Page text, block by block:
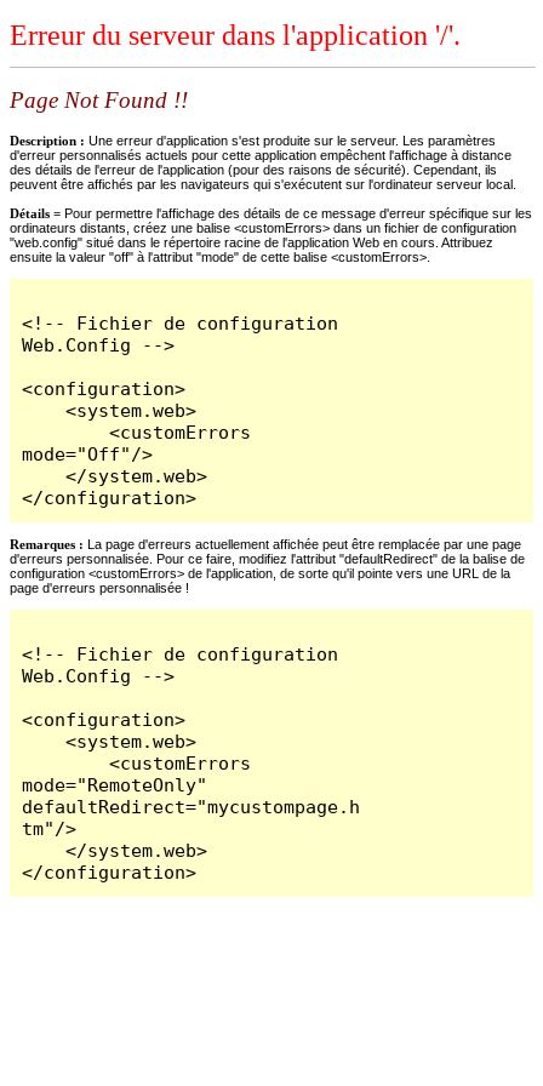
Erreur du serveur dans l'application '/'.
Page Not Found !!
Description : Une erreur d'application s'est produite sur le serveur. Les paramètres
d'erreur personnalisés actuels pour cette application empêchent l'affichage à distance
des détails de l'erreur de l'application (pour des raisons de sécurité). Cependant, ils
peuvent être affichés par les navigateurs qui s'exécutent sur l'ordinateur serveur local.
Détails = Pour permettre l'affichage des détails de ce message d'erreur spécifique sur les
ordinateurs distants, créez une balise <customErrors> dans un fichier de configuration
"web.config" situé dans le répertoire racine de l'application Web en cours. Attribuez
ensuite la valeur "off" à l'attribut "mode" de cette balise <customErrors>.
<!-- Fichier de configuration
Web.Config -->
<configuration>
    <system.web>
        <customErrors
mode="Off"/>
    </system.web>
</configuration>
Remarques : La page d'erreurs actuellement affichée peut être remplacée par une page
d'erreurs personnalisée. Pour ce faire, modifiez l'attribut "defaultRedirect" de la balise de
configuration <customErrors> de l'application, de sorte qu'il pointe vers une URL de la
page d'erreurs personnalisée !
<!-- Fichier de configuration
Web.Config -->
<configuration>
    <system.web>
        <customErrors
mode="RemoteOnly"
defaultRedirect="mycustompage.h
tm"/>
    </system.web>
</configuration>